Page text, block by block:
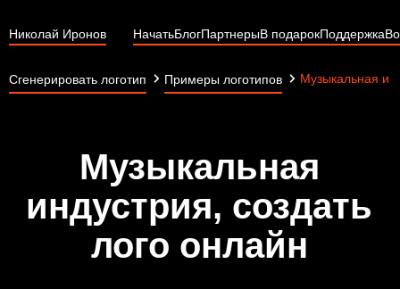
Николай Иронов НачатьБлогПартнерыВ подарокПоддержка
Сгенерировать логотип Примеры логотипов Музыкальная
Музыкальная
индустрия, создать
лого онлайн